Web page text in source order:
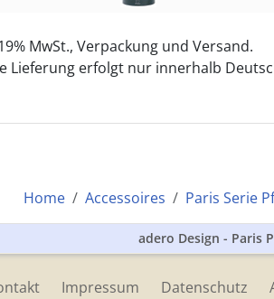
MwSt., Verpackung und Versand.
Lieferung erfolgt nur innerhalb
Home Accessoires Paris Serie
adero Design - Paris
Impressum Datenschutz